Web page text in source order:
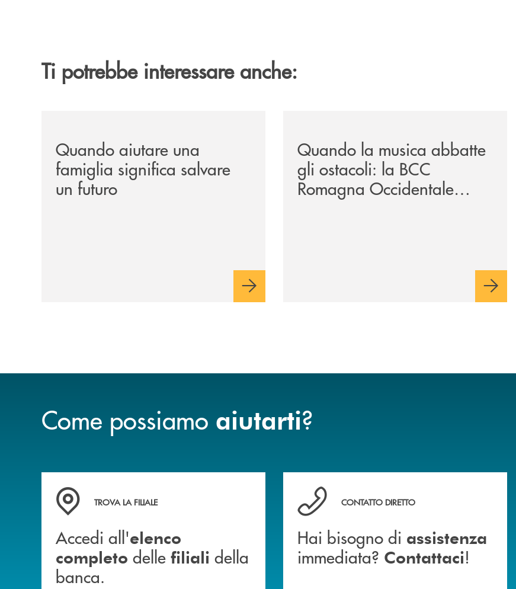
Ti potrebbe interessare anche:
Quando aiutare una
famiglia significa salvare
un futuro
Quando la musica abbatte
gli ostacoli: la BCC
Romagna Occidentale
vicina al progetto N.O.I.
Come possiamo aiutarti?
Accedi all' elenco completo delle filiali della banca.
TROVA LA FILIALE
Accedi all'elenco
completo delle filiali della
banca.
Hai bisogno di assistenza immediata? Contattaci !
CONTATTO DIRETTO
Hai bisogno di assistenza
immediata? Contattaci!